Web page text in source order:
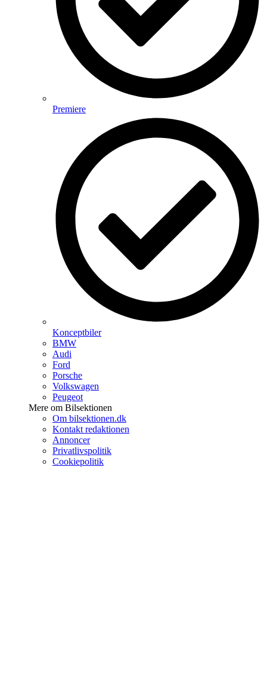
Premiere
Konceptbiler
BMW
Audi
Ford
Porsche
Volkswagen
Peugeot
Mere om Bilsektionen
Om bilsektionen.dk
Kontakt redaktionen
Annoncer
Privatlivspolitik
Cookiepolitik